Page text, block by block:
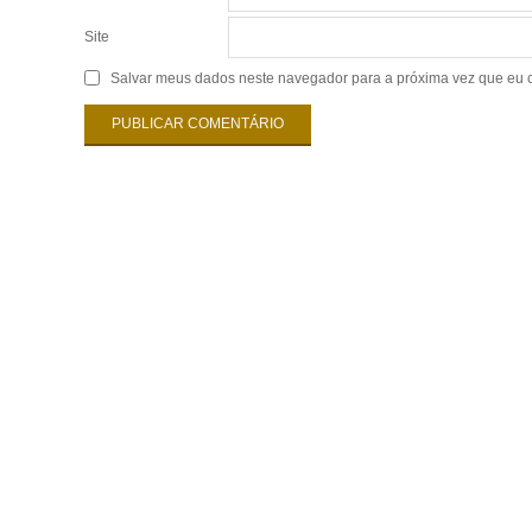
Site
Salvar meus dados neste navegador para a próxima vez que eu